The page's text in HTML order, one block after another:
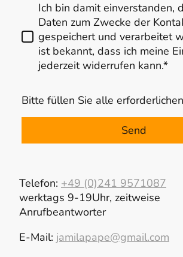
Ich bin damit einverstanden,
Daten zum Zwecke der
gespeichert und verarbeitet
ist bekannt, dass ich meine
jederzeit widerrufen kann.*
Bitte füllen Sie alle
Send
Telefon: +49 (0)241 9571087
werktags 9-19Uhr, zeitweise
Anrufbeantworter
E-Mail: jamilapape@gmail.com